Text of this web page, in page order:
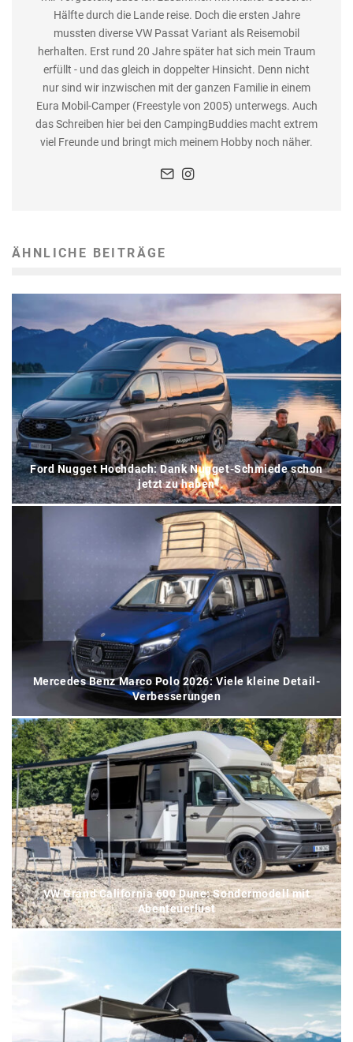
Hälfte durch die Lande reise. Doch die ersten Jahre
mussten diverse VW Passat Variant als Reisemobil
herhalten. Erst rund 20 Jahre später hat sich mein Traum
erfüllt - und das gleich in doppelter Hinsicht. Denn nicht
nur sind wir inzwischen mit der ganzen Familie in einem
Eura Mobil-Camper (Freestyle von 2005) unterwegs. Auch
das Schreiben hier bei den CampingBuddies macht extrem
viel Freunde und bringt mich meinem Hobby noch näher.
ÄHNLICHE BEITRÄGE
Ford Nugget Hochdach: Dank Nugget-Schmiede schon
jetzt zu haben
Mercedes Benz Marco Polo 2026: Viele kleine Detail-
Verbesserungen
VW Grand California 600 Dune: Sondermodell mit
Abenteuerlust